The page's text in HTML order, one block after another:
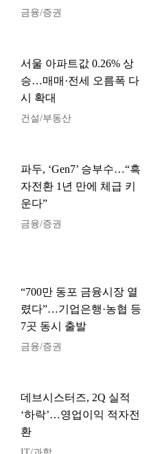
금융/증권
서울 아파트값 0.26% 상
승…매매·전세 오름폭 다
시 확대
건설/부동산
파두, ‘Gen7’ 승부수…“흑
자전환 1년 만에 체급 키
운다”
금융/증권
“700만 동포 금융시장 열
렸다”…기업은행·농협 등
7곳 동시 출발
금융/증권
데브시스터즈, 2Q 실적
‘하락’…영업이익 적자전
환